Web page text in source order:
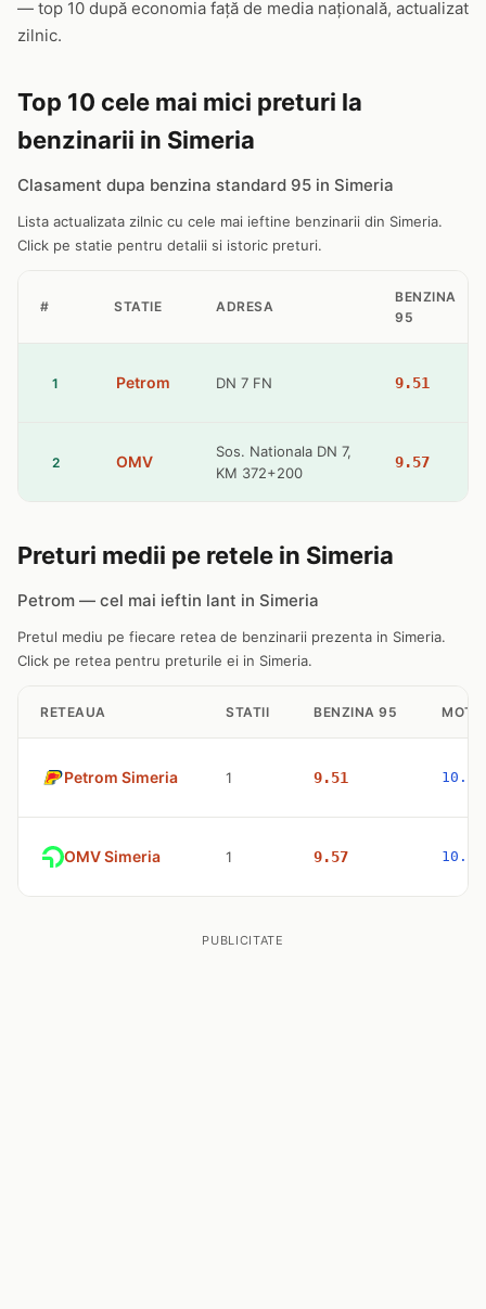
— top 10 după economia față de media națională, actualizat
zilnic.
Top 10 cele mai mici preturi la
benzinarii in Simeria
Clasament dupa benzina standard 95 in Simeria
Lista actualizata zilnic cu cele mai ieftine benzinarii din Simeria.
Click pe statie pentru detalii si istoric preturi.
# STATIE ADRESA
BENZINA
95
1 Petrom DN 7 FN 9.51
2 OMV
Sos. Nationala DN 7,
KM 372+200
9.57
Preturi medii pe retele in Simeria
Petrom — cel mai ieftin lant in Simeria
Pretul mediu pe fiecare retea de benzinarii prezenta in Simeria.
Click pe retea pentru preturile ei in Simeria.
RETEAUA STATII BENZINA 95
Petrom Simeria 1 9.51 10.77
OMV Simeria 1 9.57 10.83
PUBLICITATE